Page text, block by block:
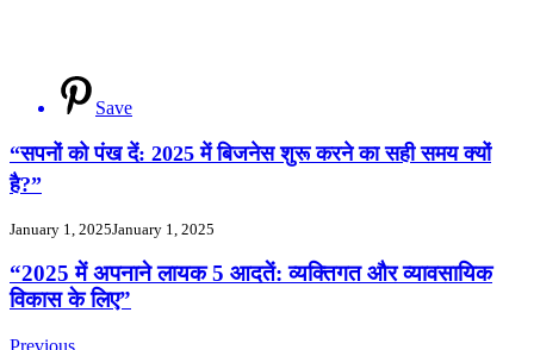
Save
“सपनों को पंख दें: 2025 में बिजनेस शुरू करने का सही समय क्यों
है?”
January 1, 2025January 1, 2025
Post
Navigation
“2025 में अपनाने लायक 5 आदतें: व्यक्तिगत और व्यावसायिक
विकास के लिए”